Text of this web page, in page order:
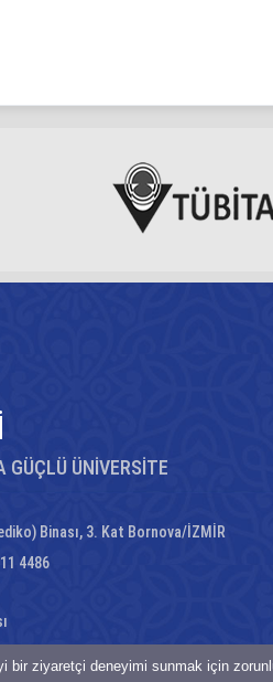
ziyaretçi deneyimi sunmak için
GÜÇLÜ ÜNİVERSİTE
Binası, 3. Kat Bornova/İZMİR
4486